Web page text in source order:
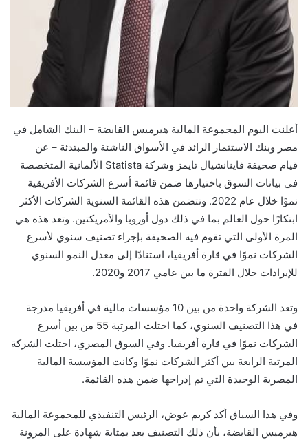
أعلنت اليوم المجموعة المالية هيرميس القابضة – البنك الشامل في
مصر وبنك الاستثمار الرائد في الأسواق الناشئة والمبتدئة – عن
قيام صحيفة فاينانشيال تايمز وشركة Statista الألمانية المتخصصة
في بيانات السوق باختيارها ضمن قائمة أسرع الشركات الأفريقية
نموًا خلال عام 2022. وتتضمن هذه القائمة السنوية الشركات الأكثر
ابتكارًا حول العالم بما في ذلك دول أوروبا والأمريكتين. وتعد هذه هي
المرة الأولى التي تقوم فيه الصحيفة بإجراء تصنيف سنوي لأسرع
الشركات نموًا في قارة أفريقيا، استنادًا إلى معدل النمو السنوي
للإيرادات خلال الفترة ما بين عامي 2017 و2020.
وتعد الشركة واحدة من بين 10 مؤسسات مالية في أفريقيا مدرجة
في هذا التصنيف السنوي، كما احتلت المرتبة 55 من بين أسرع
الشركات نموًا في قارة أفريقيا. وفي السوق المصري، احتلت الشركة
المرتبة الرابعة بين أكثر الشركات نموًا وكانت المؤسسة المالية
المصرية الوحيدة التي تم إدراجها ضمن هذه القائمة.
وفي هذا السياق أكد كريم عوض، الرئيس التنفيذي للمجموعة المالية
هيرميس القابضة، بأن ذلك التصنيف يعد بمثابة شهادة على المرونة